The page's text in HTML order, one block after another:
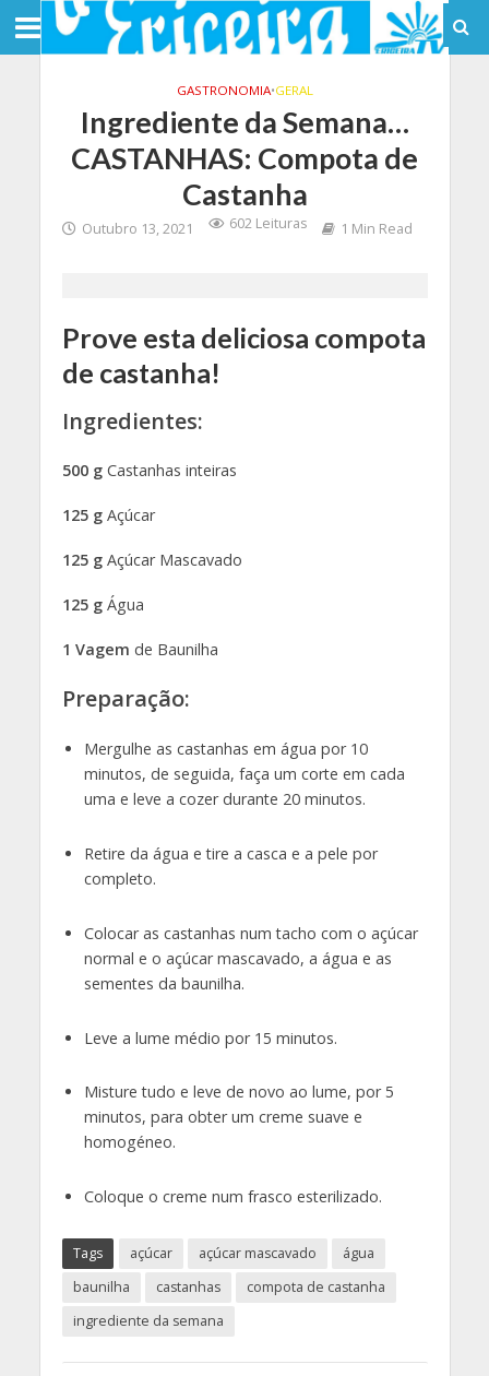
GASTRONOMIA•GERAL
Ingrediente da Semana…
CASTANHAS: Compota de
Castanha
Outubro 13, 2021 602 Leituras 1 Min Read
Prove esta deliciosa compota
de castanha!
Ingredientes:
500 g Castanhas inteiras
125 g Açúcar
125 g Açúcar Mascavado
125 gÁgua
1 Vagem de Baunilha
Preparação:
Mergulhe as castanhas em água por 10
minutos, de seguida, faça um corte em cada
uma e leve a cozer durante 20 minutos.
Retire da água e tire a casca e a pele por
completo.
Colocar as castanhas num tacho com o açúcar
normal e o açúcar mascavado, a água e as
sementes da baunilha.
Leve a lume médio por 15 minutos.
Misture tudo e leve de novo ao lume, por 5
minutos, para obter um creme suave e
homogéneo.
Coloque o creme num frasco esterilizado.
Tags açúcar açúcar mascavado
água
baunilha
castanhas
compota de castanha
ingrediente da semana